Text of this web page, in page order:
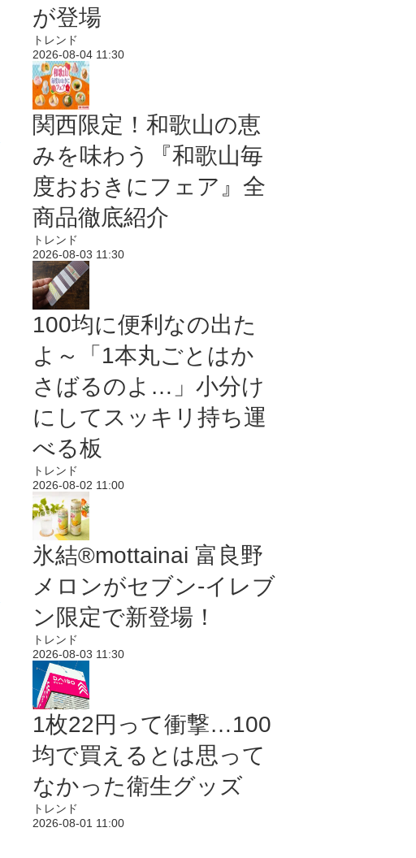
が登場
トレンド
2026-08-04 11:30
関西限定！和歌山の恵
みを味わう『和歌山毎
度おおきにフェア』全
商品徹底紹介
トレンド
2026-08-03 11:30
100均に便利なの出た
よ～「1本丸ごとはか
さばるのよ…」小分け
にしてスッキリ持ち運
べる板
トレンド
2026-08-02 11:00
氷結®mottainai 富良野
メロンがセブン‐イレブ
ン限定で新登場！
トレンド
2026-08-03 11:30
1枚22円って衝撃…100
均で買えるとは思って
なかった衛生グッズ
トレンド
2026-08-01 11:00